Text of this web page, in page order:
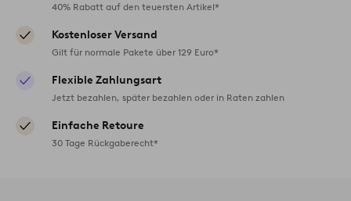
40% Rabatt auf den teuersten Artikel*
Kostenloser Versand
Gilt für normale Pakete über 129 Euro*
Flexible Zahlungsart
Jetzt bezahlen, später bezahlen oder in Raten zahlen
Einfache Retoure
30 Tage Rückgaberecht*